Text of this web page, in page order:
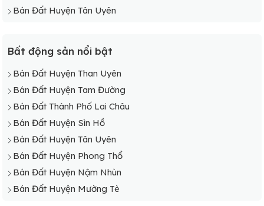
Bán Đất Huyện Tân Uyên
Bất động sản nổi bật
Bán Đất Huyện Than Uyên
Bán Đất Huyện Tam Đường
Bán Đất Thành Phố Lai Châu
Bán Đất Huyện Sìn Hồ
Bán Đất Huyện Tân Uyên
Bán Đất Huyện Phong Thổ
Bán Đất Huyện Nậm Nhùn
Bán Đất Huyện Mường Tè